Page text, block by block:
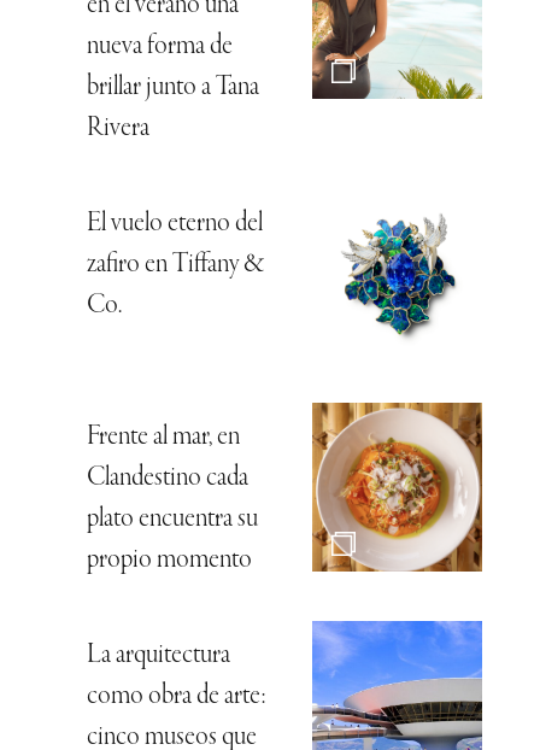
en el verano una
nueva forma de
brillar junto a Tana
Rivera
El vuelo eterno del
zafiro en Tiffany &
Co.
Frente al mar, en
Clandestino cada
plato encuentra su
propio momento
La arquitectura
como obra de arte:
cinco museos que